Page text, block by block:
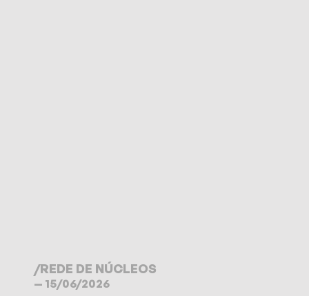
/REDE DE NÚCLEOS
— 15/06/2026